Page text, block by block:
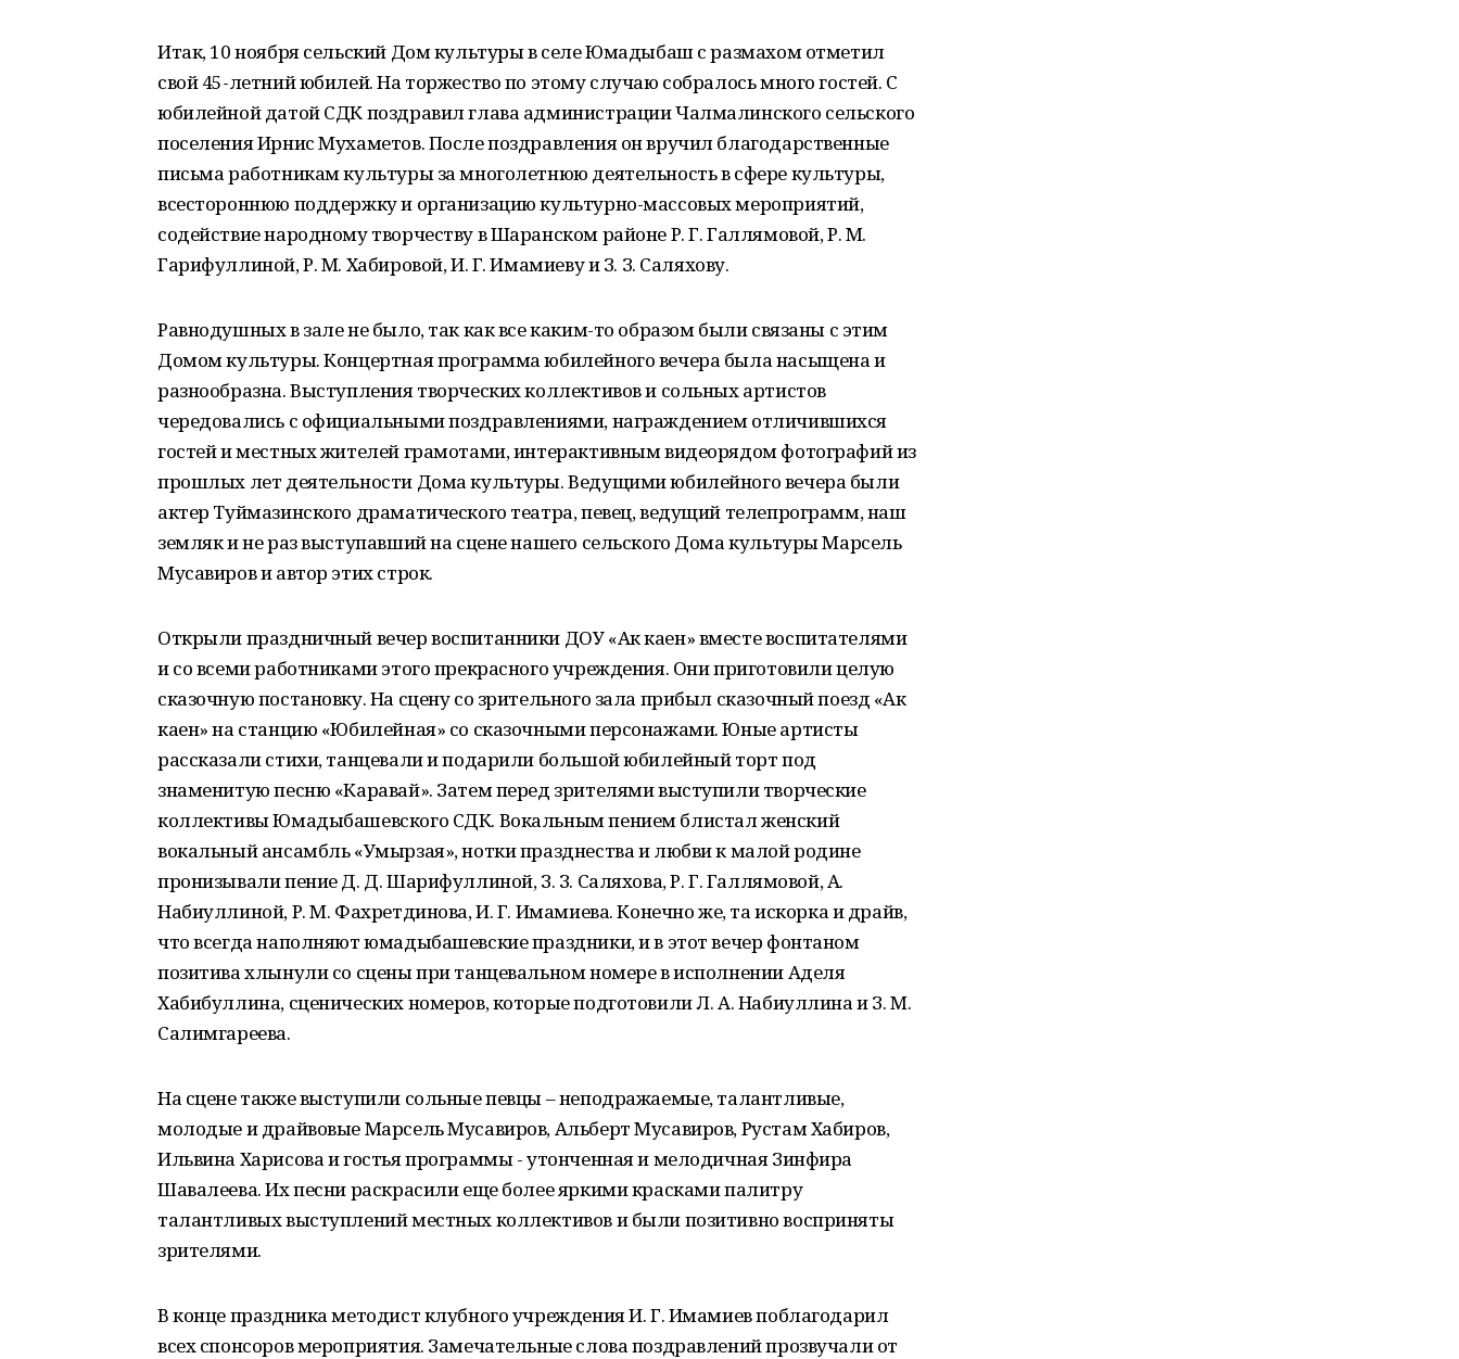
Итак, 10 ноября сельский Дом культуры в селе Юмадыбаш с размахом отметил
свой 45-летний юбилей. На торжество по этому случаю собралось много гостей. С
юбилейной датой СДК поздравил глава администрации Чалмалинского сельского
поселения Ирнис Мухаметов. После поздравления он вручил благодарственные
письма работникам культуры за многолетнюю деятельность в сфере культуры,
всестороннюю поддержку и организацию культурно-массовых мероприятий,
содействие народному творчеству в Шаранском районе Р. Г. Галлямовой, Р. М.
Гарифуллиной, Р. М. Хабировой, И. Г. Имамиеву и З. З. Саляхову.
Равнодушных в зале не было, так как все каким-то образом были связаны с этим
Домом культуры. Концертная программа юбилейного вечера была насыщена и
разнообразна. Выступления творческих коллективов и сольных артистов
чередовались с официальными поздравлениями, награждением отличившихся
гостей и местных жителей грамотами, интерактивным видеорядом фотографий из
прошлых лет деятельности Дома культуры. Ведущими юбилейного вечера были
актер Туймазинского драматического театра, певец, ведущий телепрограмм, наш
земляк и не раз выступавший на сцене нашего сельского Дома культуры Марсель
Мусавиров и автор этих строк.
Открыли праздничный вечер воспитанники ДОУ «Ак каен» вместе воспитателями
и со всеми работниками этого прекрасного учреждения. Они приготовили целую
сказочную постановку. На сцену со зрительного зала прибыл сказочный поезд «Ак
каен» на станцию «Юбилейная» со сказочными персонажами. Юные артисты
рассказали стихи, танцевали и подарили большой юбилейный торт под
знаменитую песню «Каравай». Затем перед зрителями выступили творческие
коллективы Юмадыбашевского СДК. Вокальным пением блистал женский
вокальный ансамбль «Умырзая», нотки празднества и любви к малой родине
пронизывали пение Д. Д. Шарифуллиной, З. З. Саляхова, Р. Г. Галлямовой, А.
Набиуллиной, Р. М. Фахретдинова, И. Г. Имамиева. Конечно же, та искорка и драйв,
что всегда наполняют юмадыбашевские праздники, и в этот вечер фонтаном
позитива хлынули со сцены при танцевальном номере в исполнении Аделя
Хабибуллина, сценических номеров, которые подготовили Л. А. Набиуллина и З. М.
Салимгареева.
На сцене также выступили сольные певцы – неподражаемые, талантливые,
молодые и драйвовые Марсель Мусавиров, Альберт Мусавиров, Рустам Хабиров,
Ильвина Харисова и гостья программы - утонченная и мелодичная Зинфира
Шавалеева. Их песни раскрасили еще более яркими красками палитру
талантливых выступлений местных коллективов и были позитивно восприняты
зрителями.
В конце праздника методист клубного учреждения И. Г. Имамиев поблагодарил
всех спонсоров мероприятия. Замечательные слова поздравлений прозвучали от